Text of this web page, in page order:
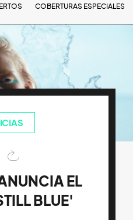
COBERTURAS ESPECIALES
EL
BLUE'